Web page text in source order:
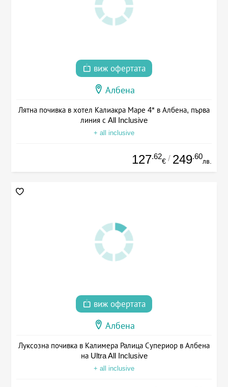
виж офертата
Албена
Лятна почивка в хотел Калиакра Маре 4* в Албена, първа
линия с All Inclusive
+ all inclusive
127.62
€ / 249.60
лв.
виж офертата
Албена
Луксозна почивка в Калимера Ралица Супериор в Албена
на Ultra All Inclusive
+ all inclusive